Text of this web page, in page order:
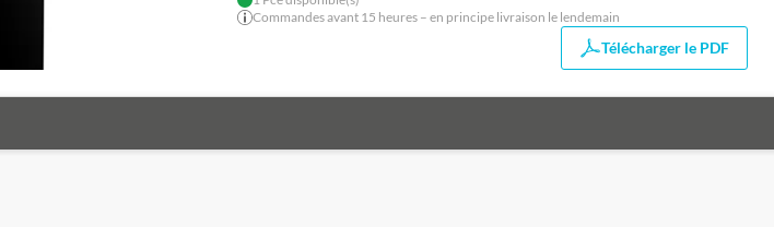
Commandes avant 15 heures – en principe livraison le lendemain
Télécharger le PDF